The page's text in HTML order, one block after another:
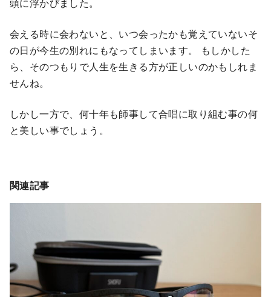
会える時に会わないと、いつ会ったかも覚えていないそ
の日が今生の別れにもなってしまいます。 もしかした
ら、そのつもりで人生を生きる方が正しいのかもしれま
せんね。
しかし一方で、何十年も師事して合唱に取り組む事の何
と美しい事でしょう。
関連記事